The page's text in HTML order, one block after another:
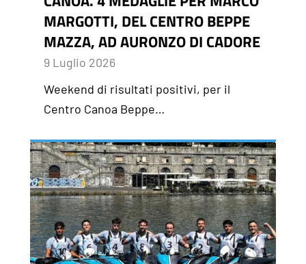
MARGOTTI, DEL CENTRO BEPPE
MAZZA, AD AURONZO DI CADORE
9 Luglio 2026
Weekend di risultati positivi, per il
Centro Canoa Beppe…